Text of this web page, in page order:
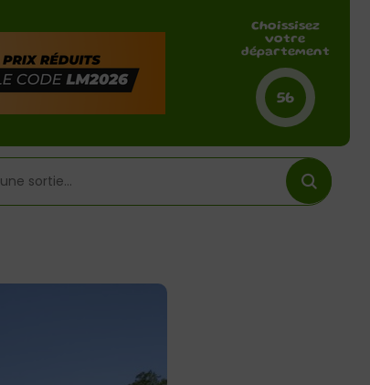
Choissisez
votre
département
56